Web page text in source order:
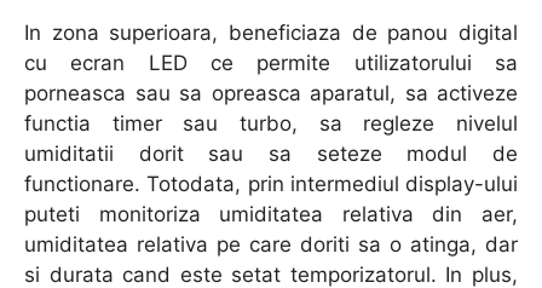
In zona superioara, beneficiaza de panou digital
cu ecran LED ce permite utilizatorului sa
porneasca sau sa opreasca aparatul, sa activeze
functia timer sau turbo, sa regleze nivelul
umiditatii dorit sau sa seteze modul de
functionare. Totodata, prin intermediul display-ului
puteti monitoriza umiditatea relativa din aer,
umiditatea relativa pe care doriti sa o atinga, dar
si durata cand este setat temporizatorul. In plus,